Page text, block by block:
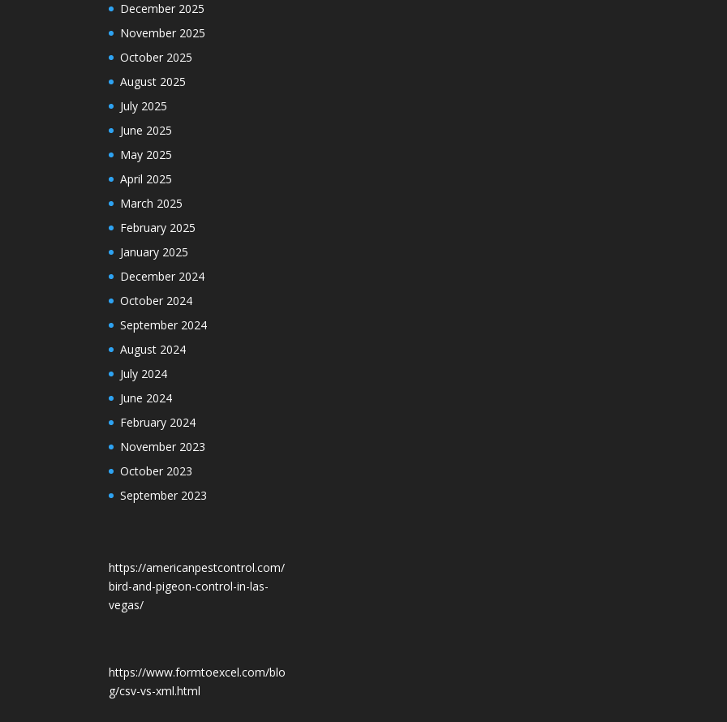
December 2025
November 2025
October 2025
August 2025
July 2025
June 2025
May 2025
April 2025
March 2025
February 2025
January 2025
December 2024
October 2024
September 2024
August 2024
July 2024
June 2024
February 2024
November 2023
October 2023
September 2023
https://americanpestcontrol.com/
bird-and-pigeon-control-in-las-
vegas/
https://www.formtoexcel.com/blo
g/csv-vs-xml.html